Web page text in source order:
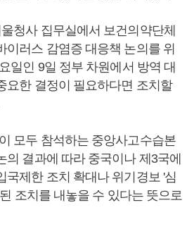
청사 집무실에서 보건의약단체
이러스 감염증 대응책 논의를 위
일인 9일 정부 차원에서 방역 대
요한 결정이 필요하다면 조치할
모두 참석하는 중앙사고수습본
의 결과에 따라 중국이나 제3국에
국제한 조치 확대나 위기경보 '심
조치를 내놓을 수 있다는 뜻으로